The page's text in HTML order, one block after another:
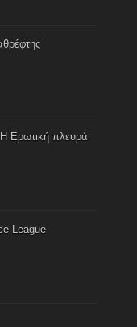
Ερωτική πλευρά
League